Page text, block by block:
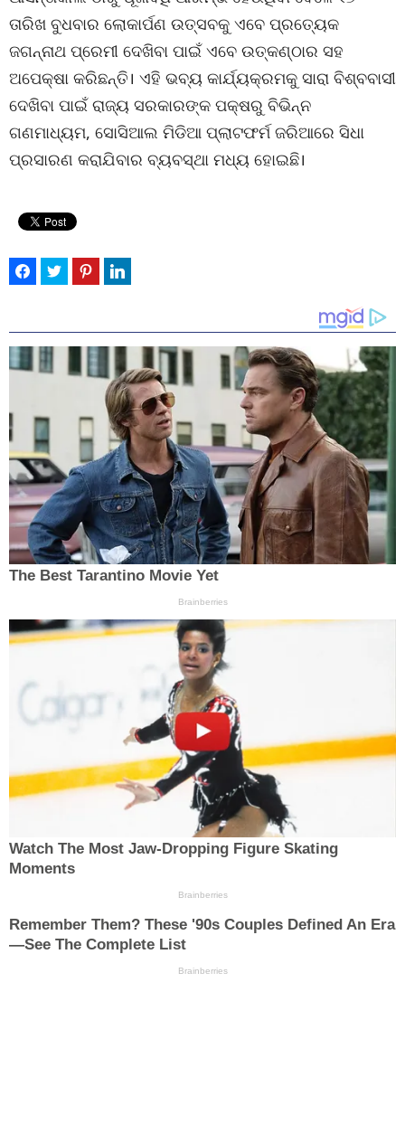
ତାରିଖ ବୁଧବାର ଲୋକାର୍ପଣ ଉତ୍ସବକୁ ଏବେ ପ୍ରତ୍ୟେକ
ଜଗନ୍ନାଥ ପ୍ରେମୀ ଦେଖିବା ପାଇଁ ଏବେ ଉତ୍କଣ୍ଠାର ସହ
ଅପେକ୍ଷା କରିଛନ୍ତି। ଏହି ଭବ୍ୟ କାର୍ଯ୍ୟକ୍ରମକୁ ସାରା ବିଶ୍ବବାସୀ
ଦେଖିବା ପାଇଁ ରାଜ୍ୟ ସରକାରଙ୍କ ପକ୍ଷରୁ ବିଭିନ୍ନ
ଗଣମାଧ୍ୟମ, ସୋସିଆଲ ମିଡିଆ ପ୍ଲାଟଫର୍ମ ଜରିଆରେ ସିଧା
ପ୍ରସାରଣ କରାଯିବାର ବ୍ୟବସ୍ଥା ମଧ୍ୟ ହୋଇଛି।